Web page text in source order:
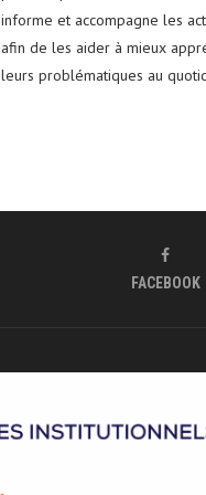
informe et accompagne les
afin de les aider à mieux
leurs problématiques au
FACEBOOK